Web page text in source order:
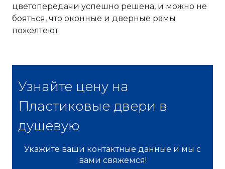
цветопередачи успешно решена, и можно не
бояться, что оконные и дверные рамы
пожелтеют.
Узнайте цену на
Пластиковые двери в
душевую
Укажите ваши контактные данные и мы с
вами свяжемся!